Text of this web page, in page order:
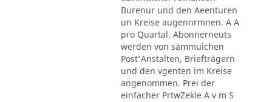
Burenur und den Aeenturen
un Kreise augennrmnen. A A
pro Quartal. Abonnerneuts
werden von sämmuichen
Post'Anstalten, Briefträgern
und den vgenten im Kreise
angenommen. Prei der
einfacher PrtwZekle A v m S